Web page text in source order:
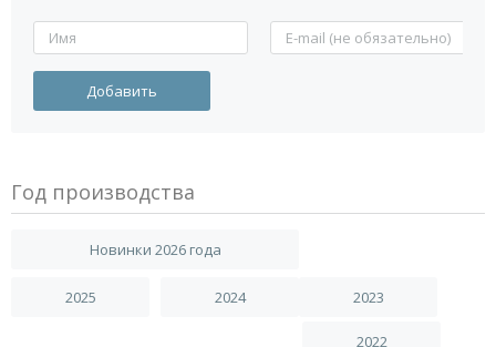
Год производства
Новинки 2026 года
2025 2024 2023
2022